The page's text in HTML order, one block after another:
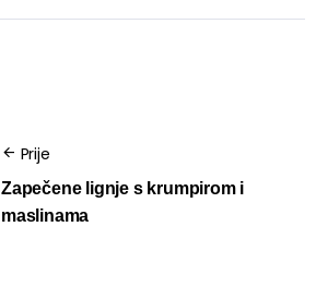
Prije
Zapečene lignje s krumpirom i
maslinama